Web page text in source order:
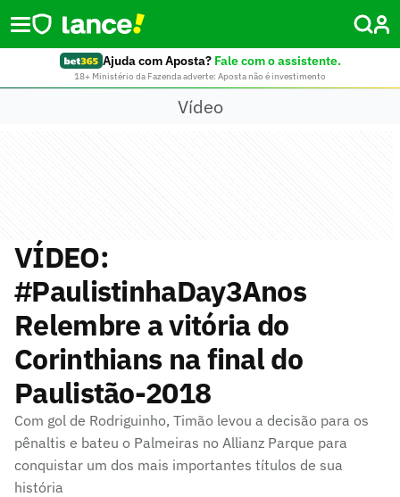
Ajuda com Aposta? Fale com o assistente.
18+ Ministério da Fazenda adverte: Aposta não é investimento
Vídeo
VÍDEO:
#PaulistinhaDay3Anos
Relembre a vitória do
Corinthians na final do
Paulistão-2018
Com gol de Rodriguinho, Timão levou a decisão para os
pênaltis e bateu o Palmeiras no Allianz Parque para
conquistar um dos mais importantes títulos de sua
história